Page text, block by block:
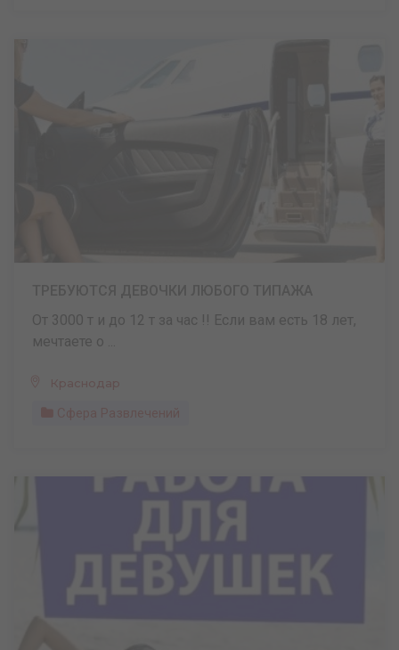
От 3000 т и до 12 т за час !! Если вам есть 18 лет,
мечтаете о ...
Краснодар
Сфера Развлечений